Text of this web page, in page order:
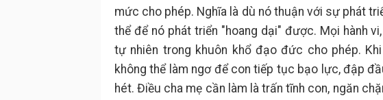
mức cho phép. Nghĩa là dù nó thuận với sự phát
thể để nó phát triển "hoang dại" được. Mọi hành
tự nhiên trong khuôn khổ đạo đức cho phép.
không thể làm ngơ để con tiếp tục bạo lực, đập
hét. Điều cha mẹ cần làm là trấn tĩnh con, ngăn